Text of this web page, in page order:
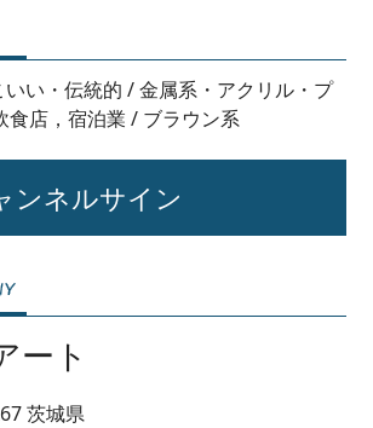
いい・伝統的 /金属系・アクリル・プ
食店，宿泊業 / ブラウン系
ンネルサイン
ート
茨城県